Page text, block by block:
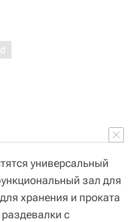
универсальный
зал для
хранения и проката
с